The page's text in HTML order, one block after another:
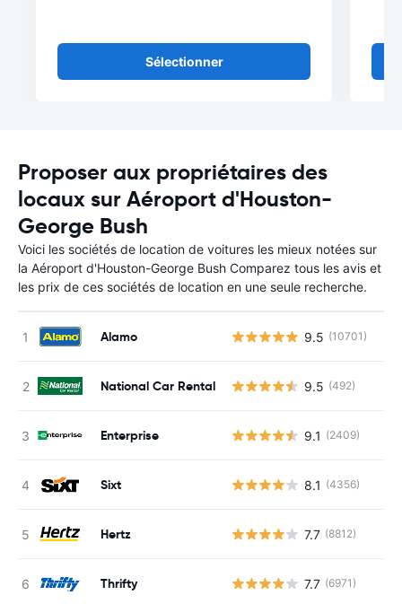
Sélectionner
Proposer aux propriétaires des
locaux sur Aéroport d'Houston-
George Bush
Voici les sociétés de location de voitures les mieux notées sur
la Aéroport d'Houston-George Bush Comparez tous les avis et
les prix de ces sociétés de location en une seule recherche.
Alamo 9.5 (10701)
National Car Rental 9.5 (492)
Enterprise 9.1 (2409)
Sixt 8.1 (4356)
Hertz 7.7 (8812)
Thrifty 7.7 (6971)